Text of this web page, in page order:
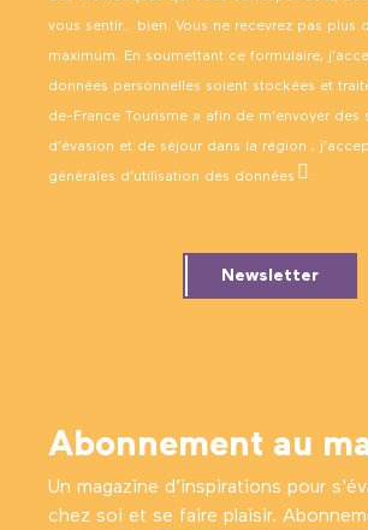
vous sentir… bien. Vous ne recevrez pas plus
maximum. En soumettant ce formulaire,
données personnelles soient stockées et
de-France Tourisme » afin de m’envoyer des
d’évasion et de séjour dans la région ;
générales d’utilisation des données .
Newsletter
Abonnement au
Un magazine d’inspirations pour
chez soi et se faire plaisir.